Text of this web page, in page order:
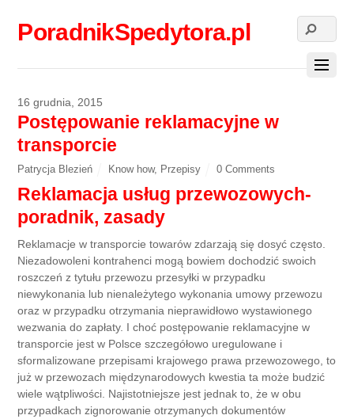
PoradnikSpedytora.pl
16 grudnia, 2015
Postępowanie reklamacyjne w
transporcie
Patrycja Blezień Know how, Przepisy 0 Comments
Reklamacja usług przewozowych-
poradnik, zasady
Reklamacje w transporcie towarów zdarzają się dosyć często.
Niezadowoleni kontrahenci mogą bowiem dochodzić swoich
roszczeń z tytułu przewozu przesyłki w przypadku
niewykonania lub nienależytego wykonania umowy przewozu
oraz w przypadku otrzymania nieprawidłowo wystawionego
wezwania do zapłaty. I choć postępowanie reklamacyjne w
transporcie jest w Polsce szczegółowo uregulowane i
sformalizowane przepisami krajowego prawa przewozowego, to
już w przewozach międzynarodowych kwestia ta może budzić
wiele wątpliwości. Najistotniejsze jest jednak to, że w obu
przypadkach zignorowanie otrzymanych dokumentów